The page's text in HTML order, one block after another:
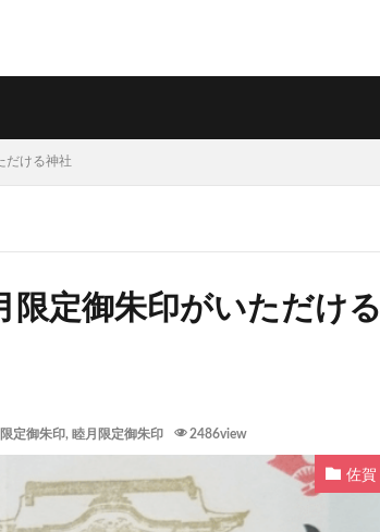
ける神社
定御朱印がいただける
定御朱印, 睦月限定御朱印 2486view
佐賀